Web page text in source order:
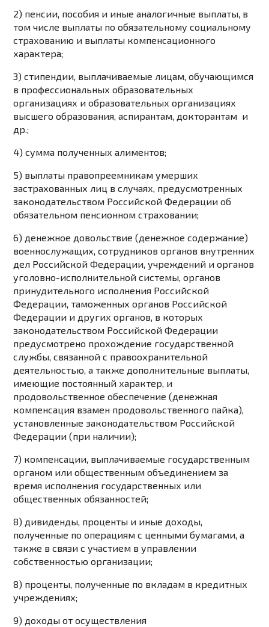
2) пенсии, пособия и иные аналогичные выплаты, в
том числе выплаты по обязательному социальному
страхованию и выплаты компенсационного
характера;
3) стипендии, выплачиваемые лицам, обучающимся
в профессиональных образовательных
организациях и образовательных организациях
высшего образования, аспирантам, докторантам и
др.;
4) сумма полученных алиментов;
5) выплаты правопреемникам умерших
застрахованных лиц в случаях, предусмотренных
законодательством Российской Федерации об
обязательном пенсионном страховании;
6) денежное довольствие (денежное содержание)
военнослужащих, сотрудников органов внутренних
дел Российской Федерации, учреждений и органов
уголовно-исполнительной системы, органов
принудительного исполнения Российской
Федерации, таможенных органов Российской
Федерации и других органов, в которых
законодательством Российской Федерации
предусмотрено прохождение государственной
службы, связанной с правоохранительной
деятельностью, а также дополнительные выплаты,
имеющие постоянный характер, и
продовольственное обеспечение (денежная
компенсация взамен продовольственного пайка),
установленные законодательством Российской
Федерации (при наличии);
7) компенсации, выплачиваемые государственным
органом или общественным объединением за
время исполнения государственных или
общественных обязанностей;
8) дивиденды, проценты и иные доходы,
полученные по операциям с ценными бумагами, а
также в связи с участием в управлении
собственностью организации;
8) проценты, полученные по вкладам в кредитных
учреждениях;
9) доходы от осуществления